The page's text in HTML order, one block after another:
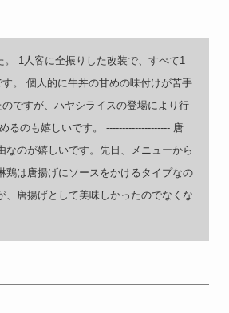
1人客に全振りした改装で、すべて1
。 個人的に牛丼の甘めの味付けが苦手
ですが、ハヤシライスの登場により行
るのも嬉しいです。 -------------------- 唐
のが嬉しいです。先日、メニューから
は唐揚げにソースをかけるタイプなの
唐揚げとして美味しかったのでなくな